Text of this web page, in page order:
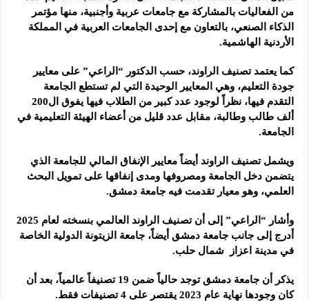
من الفعاليات بالمشاركة مع جامعات عربية وأجنبية، منها مؤتمر
الذكاء الصنعي، بالتعاون مع إحدى الجامعات العربية في المملكة
الأردنية الهاشمية.
كما يعتمد تصنيف الراوند، حسب الدكتور “الراعي” على معايير
جودة التعليم، وهي المعايير الوحيدة التي لم تستطع الجامعة
التقدم فيها، نظراً لوجود عدد كبير من الطلاب فيها يفوق ال200
ألف طالب وطالبة، مقابل عدد قليل من أعضاء الهيئة التعليمية في
الجامعة.
ويشمل تصنيف الراوند أيضاً معايير الإنفاق المالي للجامعة الذي
يتضمن دخل الجامعة ومصروفها ومدى إنفاقها على تمويل البحث
العلمي، وهو معيار تقدمت فيه جامعة دمشق.
وأشار “الراعي” إلى أن تصنيف الراوند العالمي بنسخته لعام 2025
أدرج إلى جانب جامعة دمشق أيضاً، جامعة الزيتونة الدولية الخاصة
في مدينة اعزاز شمال حلب.
يذكر أن جامعة دمشق توجد حالياً ضمن ‌‏19 تصنيفاً عالمياً، بعد أن
‏كان وجودها نهاية عام 2023 يقتصر على 4 ‏تصنيفات فقط.